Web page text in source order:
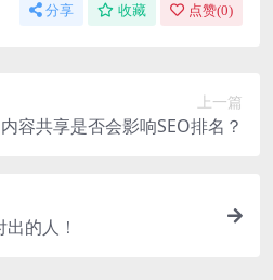
分享 收藏 点赞(0)
上一篇
内容共享是否会影响SEO排名？
的人！